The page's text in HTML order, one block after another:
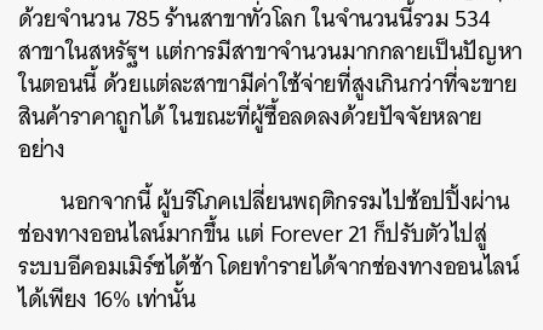
ด้วยจำนวน 785 ร้านสาขาทั่วโลก ในจำนวนนี้รวม 534
สาขาในสหรัฐฯ แต่การมีสาขาจำนวนมากกลายเป็นปัญหา
ในตอนนี้ ด้วยแต่ละสาขามีค่าใช้จ่ายที่สูงเกินกว่าที่จะขาย
สินค้าราคาถูกได้ ในขณะที่ผู้ซื้อลดลงด้วยปัจจัยหลาย
อย่าง
นอกจากนี้ ผู้บริโภคเปลี่ยนพฤติกรรมไปช้อปปิ้งผ่าน
ช่องทางออนไลน์มากขึ้น แต่ Forever 21 ก็ปรับตัวไปสู่
ระบบอีคอมเมิร์ซได้ช้า โดยทำรายได้จากช่องทางออนไลน์
ได้เพียง 16% เท่านั้น